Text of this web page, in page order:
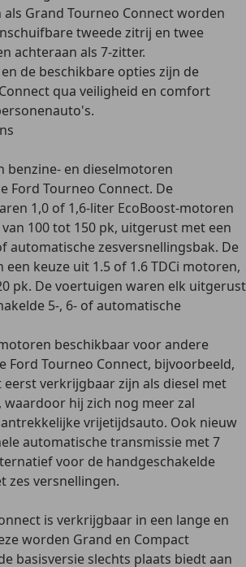
Grand Tourneo Connect worden
tweede zitrij en twee
achteraan als 7-zitter.
de beschikbare opties zijn de
qua veiligheid en comfort
benzine- en dieselmotoren
Ford Tourneo Connect. De
1,0 of 1,6-liter EcoBoost-motoren
100 tot 150 pk, uitgerust met een
automatische zesversnellingsbak. De
een keuze uit 1.5 of 1.6 TDCi motoren,
pk. De voertuigen waren elk uitgerust
5-, 6- of automatische
beschikbaar voor andere
Ford Tourneo Connect, bijvoorbeeld,
eerst verkrijgbaar zijn als diesel met
hij zich nog meer zal
vrijetijdsauto. Ook nieuw
automatische transmissie met 7
voor de handgeschakelde
zes versnellingen.
is verkrijgbaar in een lange en
worden Grand en Compact
basisversie slechts plaats biedt aan